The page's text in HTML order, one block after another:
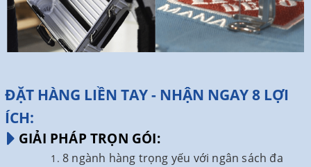
ĐẶT HÀNG LIỀN TAY - NHẬN NGAY 8 LỢI
ÍCH:
GIẢI PHÁP TRỌN GÓI:
8 ngành hàng trọng yếu với ngân sách đa